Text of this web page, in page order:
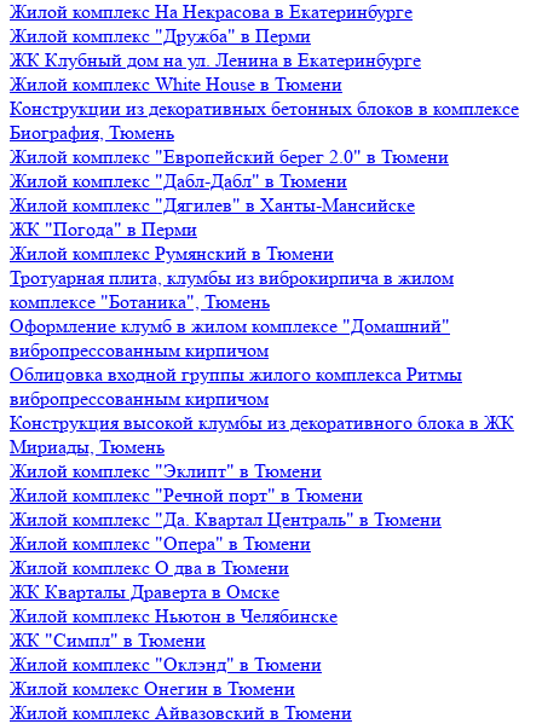
Жилой комплекс На Некрасова в Екатеринбурге
Жилой комплекс "Дружба" в Перми
ЖК Клубный дом на ул. Ленина в Екатеринбурге
Жилой комплекс White House в Тюмени
Конструкции из декоративных бетонных блоков в комплексе
Биография, Тюмень
Жилой комплекс "Европейский берег 2.0" в Тюмени
Жилой комплекс "Дабл-Дабл" в Тюмени
Жилой комплекс "Дягилев" в Ханты-Мансийске
ЖК "Погода" в Перми
Жилой комплекс Румянский в Тюмени
Тротуарная плита, клумбы из виброкирпича в жилом
комплексе "Ботаника", Тюмень
Оформление клумб в жилом комплексе "Домашний"
вибропрессованным кирпичом
Облицовка входной группы жилого комплекса Ритмы
вибропрессованным кирпичом
Конструкция высокой клумбы из декоративного блока в ЖК
Мириады, Тюмень
Жилой комплекс "Эклипт" в Тюмени
Жилой комплекс "Речной порт" в Тюмени
Жилой комплекс "Да. Квартал Централь" в Тюмени
Жилой комплекс "Опера" в Тюмени
Жилой комплекс О два в Тюмени
ЖК Кварталы Драверта в Омске
Жилой комплекс Ньютон в Челябинске
ЖК "Симпл" в Тюмени
Жилой комплекс "Оклэнд" в Тюмени
Жилой комлекс Онегин в Тюмени
Жилой комплекс Айвазовский в Тюмени